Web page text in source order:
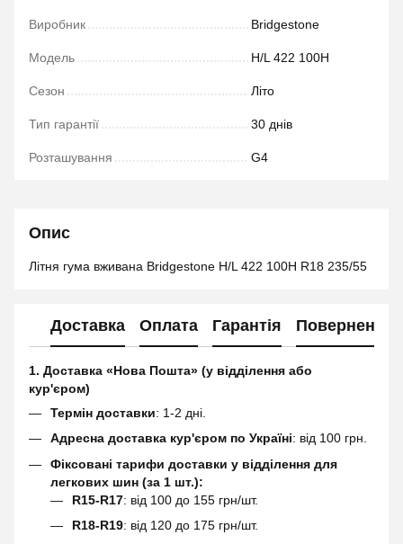
Виробник Bridgestone
Модель H/L 422 100H
Сезон Літо
Тип гарантії 30 днів
Розташування G4
Опис
Літня гума вживана Bridgestone H/L 422 100H R18 235/55
Доставка Оплата Гарантія Повернення
1. Доставка «Нова Пошта» (у відділення або
кур'єром)
Термін доставки: 1-2 дні.
Адресна доставка кур'єром по Україні: від 100 грн.
Фіксовані тарифи доставки у відділення для
легкових шин (за 1 шт.):
R15-R17: від 100 до 155 грн/шт.
R18-R19: від 120 до 175 грн/шт.